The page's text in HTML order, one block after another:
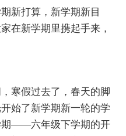
打算，新学期新目
在新学期里携起手来，
寒假过去了，春天的脚
始了新学期新一轮的学
期——六年级下学期的开